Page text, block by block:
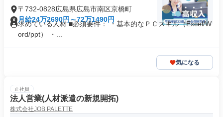
〒732-0828広島県広島市南区京橋町
月給24万2690円～72万1490円
求めている人材 ■必須要件： ・基本的なＰＣスキル（Excel/W
ord/ppt） ・...
気になる
正社員
法人営業(人材派遣の新規開拓)
株式会社JOB PALETTE